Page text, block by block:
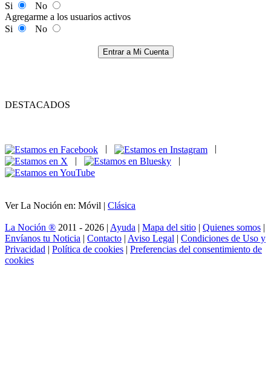
Si
No
Agregarme a los usuarios activos
Si
No
Entrar a Mi Cuenta
DESTACADOS
|
|
Ver La Noción en: Móvil | Clásica
La Noción ® 2011 - 2026 | Ayuda | Mapa del sitio | Quienes somos |
Envíanos tu Noticia | Contacto | Aviso Legal | Condiciones de Uso y
Privacidad | Política de cookies | Preferencias del consentimiento de
cookies